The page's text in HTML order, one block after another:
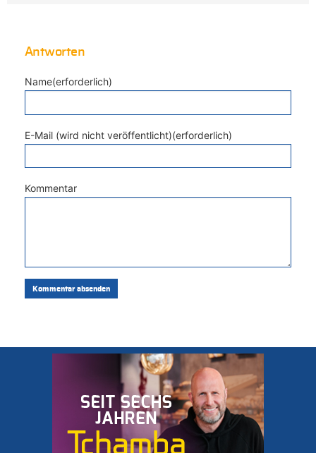
Antworten
Name(erforderlich)
E-Mail (wird nicht veröffentlicht)(erforderlich)
Kommentar